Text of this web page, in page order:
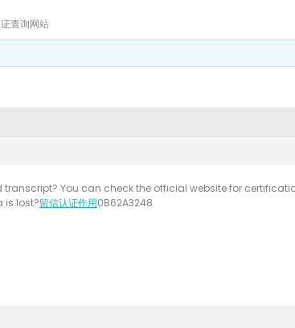
查询网站
You can check the official website for
is lost?留信认证作用0B62A3248